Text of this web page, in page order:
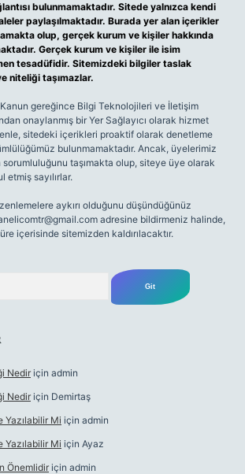
bulunmamaktadır. Sitede yalnızca kendi
paylaşılmaktadır. Burada yer alan içerikler
olup, gerçek kurum ve kişiler hakkında
Gerçek kurum ve kişiler ile isim
tesadüfidir. Sitemizdeki bilgiler taslak
niteliği taşımazlar.
Kanun gereğince Bilgi Teknolojileri ve İletişim
onaylanmış bir Yer Sağlayıcı olarak hizmet
sitedeki içerikleri proaktif olarak denetleme
bulunmamaktadır. Ancak, üyelerimiz
sorumluluğunu taşımakta olup, siteye üye olarak
etmiş sayılırlar.
aykırı olduğunu düşündüğünüz
adresine bildirmeniz halinde,
içerisinde sitemizden kaldırılacaktır.
Nedir için admin
Nedir için Demirtaş
Yazılabilir Mi için admin
Yazılabilir Mi için Ayaz
Önemlidir için admin